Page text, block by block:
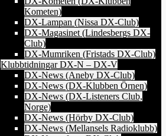
Kometen)
DX-Lampan (Nissa DX-Club)
DX-Magasinet (Lindesbergs DX-
Club)
DX-Mumriken (Fristads DX-Club)
Klubbtidningar DX-N – DX-V
DX-News (Aneby DX-Club)
DX-News (DX-Klubben Örnen)
DX-News (DX-Listeners Club,
Norge)
DX-News (Hörby DX-Club)
DX-News (Mellansels Radioklubb)